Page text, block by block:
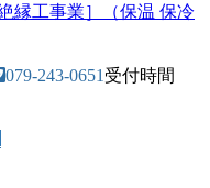
079-243-0651 受付時間